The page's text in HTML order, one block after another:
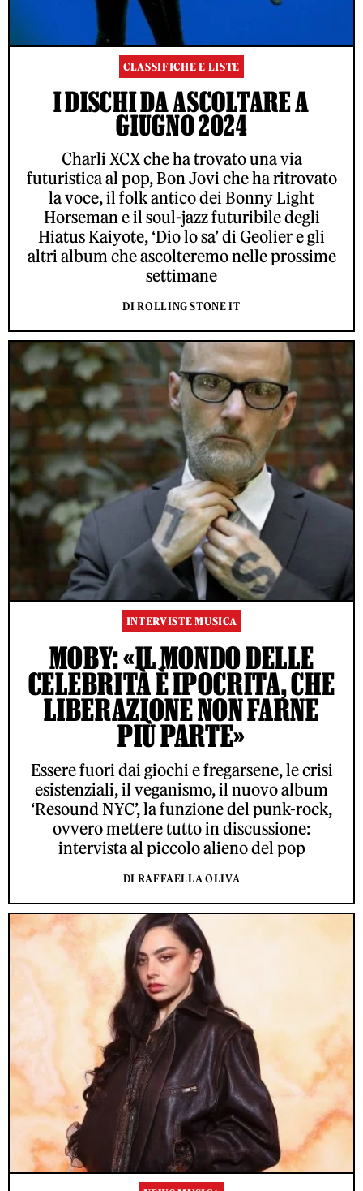
CLASSIFICHE E LISTE
I DISCHI DA ASCOLTARE A
GIUGNO 2024
Charli XCX che ha trovato una via
futuristica al pop, Bon Jovi che ha ritrovato
la voce, il folk antico dei Bonny Light
Horseman e il soul-jazz futuribile degli
Hiatus Kaiyote, ‘Dio lo sa’ di Geolier e gli
altri album che ascolteremo nelle prossime
settimane
DI ROLLING STONE IT
INTERVISTE MUSICA
MOBY: «IL MONDO DELLE
CELEBRITÀ È IPOCRITA, CHE
LIBERAZIONE NON FARNE
PIÙ PARTE»
Essere fuori dai giochi e fregarsene, le crisi
esistenziali, il veganismo, il nuovo album
‘Resound NYC’, la funzione del punk-rock,
ovvero mettere tutto in discussione:
intervista al piccolo alieno del pop
DI RAFFAELLA OLIVA